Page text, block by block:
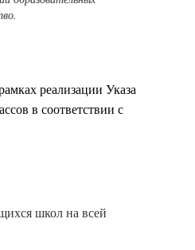
реализации Указа
в соответствии с
школ на всей